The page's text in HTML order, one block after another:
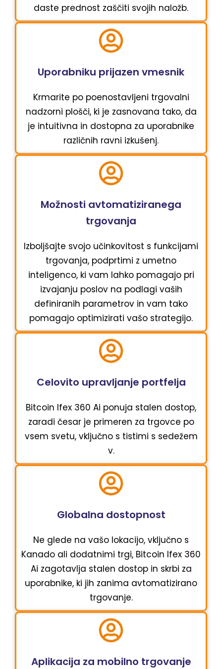
daste prednost zaščiti svojih naložb.
Uporabniku prijazen vmesnik
Krmarite po poenostavljeni trgovalni
nadzorni plošči, ki je zasnovana tako, da
je intuitivna in dostopna za uporabnike
različnih ravni izkušenj.
Možnosti avtomatiziranega
trgovanja
Izboljšajte svojo učinkovitost s funkcijami
trgovanja, podprtimi z umetno
inteligenco, ki vam lahko pomagajo pri
izvajanju poslov na podlagi vaših
definiranih parametrov in vam tako
pomagajo optimizirati vašo strategijo.
Celovito upravljanje portfelja
Bitcoin Ifex 360 Ai ponuja stalen dostop,
zaradi česar je primeren za trgovce po
vsem svetu, vključno s tistimi s sedežem
v.
Globalna dostopnost
Ne glede na vašo lokacijo, vključno s
Kanado ali dodatnimi trgi, Bitcoin Ifex 360
Ai zagotavlja stalen dostop in skrbi za
uporabnike, ki jih zanima avtomatizirano
trgovanje.
Aplikacija za mobilno trgovanje